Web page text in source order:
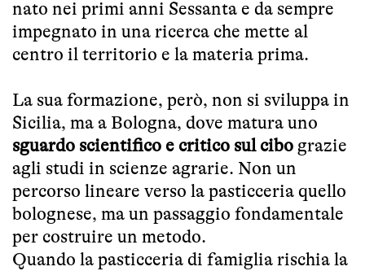
nato nei primi anni Sessanta e da sempre
impegnato in una ricerca che mette al
centro il territorio e la materia prima.
La sua formazione, però, non si sviluppa in
Sicilia, ma a Bologna, dove matura uno
sguardo scientifico e critico sul cibo grazie
agli studi in scienze agrarie. Non un
percorso lineare verso la pasticceria quello
bolognese, ma un passaggio fondamentale
per costruire un metodo.
Quando la pasticceria di famiglia rischia la